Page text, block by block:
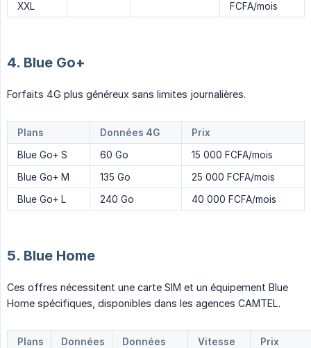
XXL
FCFA/mois
4. Blue Go+
Forfaits 4G plus généreux sans limites journalières.
Plans Données 4G
Prix
Blue Go+ S
60 Go
15 000 FCFA/mois
Blue Go+ M
135 Go
25 000 FCFA/mois
Blue Go+ L
240 Go 40 000 FCFA/mois
5. Blue Home
Ces offres nécessitent une carte SIM et un équipement Blue
Home spécifiques, disponibles dans les agences CAMTEL.
Plans
Données
Données
Vitesse
Prix